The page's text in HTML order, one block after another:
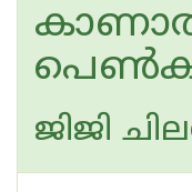
ജിജി